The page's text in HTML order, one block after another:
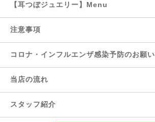
【耳つぼジュエリー】Menu
注意事項
コロナ・インフルエンザ感染予防のお願い
当店の流れ
スタッフ紹介